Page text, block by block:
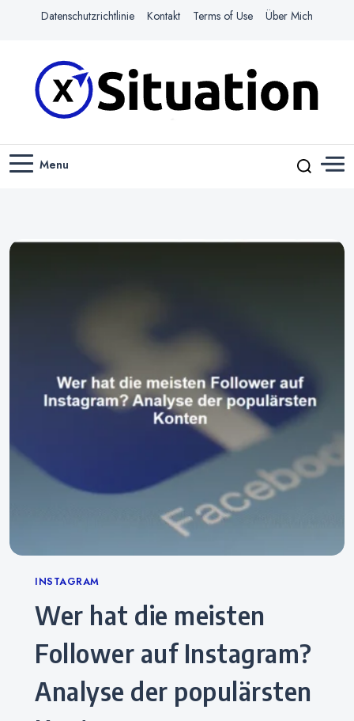
Datenschutzrichtlinie Kontakt Terms of Use Über Mich
X-SITUATION
Menu
Categories
INSTAGRAM
Wer hat die meisten
Follower auf Instagram?
Analyse der populärsten